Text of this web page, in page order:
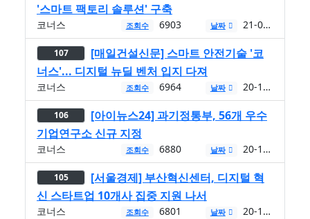
'스마트 팩토리 솔루션' 구축
코너스 조회수 6903 날짜 21-01-14
107
[매일건설신문] 스마트 안전기술 '코
너스'... 디지털 뉴딜 벤처 입지 다져
코너스 조회수 6964 날짜 20-12-23
106
[아이뉴스24] 과기정통부, 56개 우수
기업연구소 신규 지정
코너스 조회수 6880 날짜 20-12-21
105
[서울경제] 부산혁신센터, 디지털 혁
신 스타트업 10개사 집중 지원 나서
코너스 조회수 6801 날짜 20-12-04